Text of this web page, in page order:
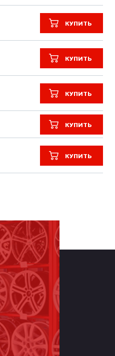
КУПИТЬ
КУПИТЬ
КУПИТЬ
КУПИТЬ
КУПИТЬ